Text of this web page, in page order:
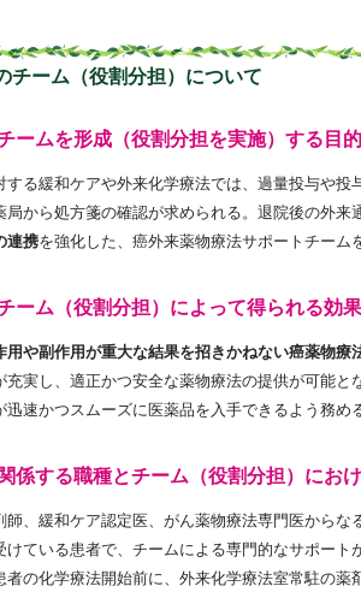
チーム（役割分担）について
ームを形成（役割分担を実施）する目
する緩和ケアや外来化学療法では、過量投与や
局から処方箋の確認が求められる。退院後の外来
連携を強化した、癌外来薬物療法サポートチーム
ーム（役割分担）によって得られる効
用や副作用が重大な結果を招きかねない癌薬物療
充実し、適正かつ安全な薬物療法の提供が可能
迅速かつスムーズに医薬品を入手できるよう務め
係する職種とチーム（役割分担）にお
師、緩和ケア認定医、がん薬物療法専門医から
けている患者で、チームによる専門的なサポート
者の化学療法開始前に、外来化学療法室常駐の